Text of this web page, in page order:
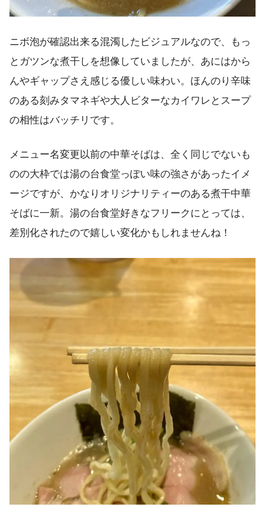
ニボ泡が確認出来る混濁したビジュアルなので、もっ
とガツンな煮干しを想像していましたが、あにはから
んやギャップさえ感じる優しい味わい。ほんのり辛味
のある刻みタマネギや大人ビターなカイワレとスープ
の相性はバッチリです。
メニュー名変更以前の中華そばは、全く同じでないも
のの大枠では湯の台食堂っぽい味の強さがあったイメ
ージですが、かなりオリジナリティーのある煮干中華
そばに一新。湯の台食堂好きなフリークにとっては、
差別化されたので嬉しい変化かもしれませんね！